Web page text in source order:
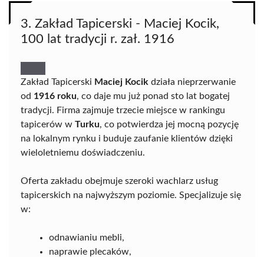
3. Zakład Tapicerski - Maciej Kocik,
100 lat tradycji r. zał. 1916
Zakład Tapicerski Maciej Kocik działa nieprzerwanie
od 1916 roku, co daje mu już ponad sto lat bogatej
tradycji. Firma zajmuje trzecie miejsce w rankingu
tapicerów w Turku, co potwierdza jej mocną pozycję
na lokalnym rynku i buduje zaufanie klientów dzięki
wieloletniemu doświadczeniu.
Oferta zakładu obejmuje szeroki wachlarz usług
tapicerskich na najwyższym poziomie. Specjalizuje się
w:
odnawianiu mebli,
naprawie plecaków,